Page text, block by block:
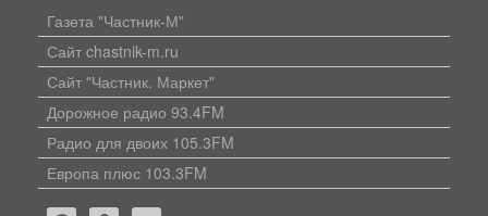
Газета "Частник-М"
Сайт chastnik-m.ru
Сайт "Частник. Маркет"
Дорожное радио 93.4FM
Радио для двоих 105.3FM
Европа плюс 103.3FM